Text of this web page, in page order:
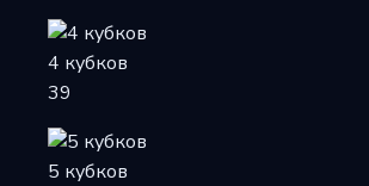
4 кубков
39
5 кубков